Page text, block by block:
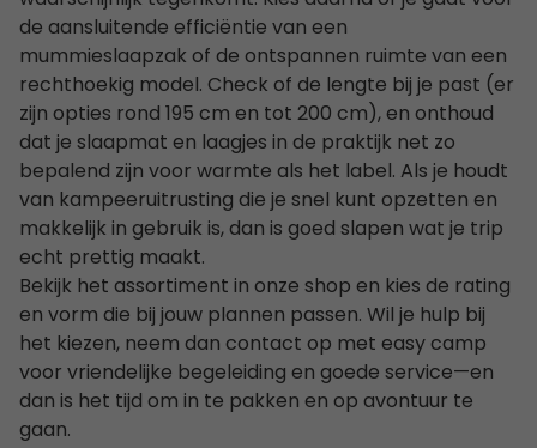
de aansluitende efficiëntie van een
mummieslaapzak of de ontspannen ruimte van een
rechthoekig model. Check of de lengte bij je past (er
zijn opties rond 195 cm en tot 200 cm), en onthoud
dat je slaapmat en laagjes in de praktijk net zo
bepalend zijn voor warmte als het label. Als je houdt
van kampeeruitrusting die je snel kunt opzetten en
makkelijk in gebruik is, dan is goed slapen wat je trip
echt prettig maakt.
Bekijk het assortiment in onze shop en kies de rating
en vorm die bij jouw plannen passen. Wil je hulp bij
het kiezen, neem dan contact op met easy camp
voor vriendelijke begeleiding en goede service—en
dan is het tijd om in te pakken en op avontuur te
gaan.